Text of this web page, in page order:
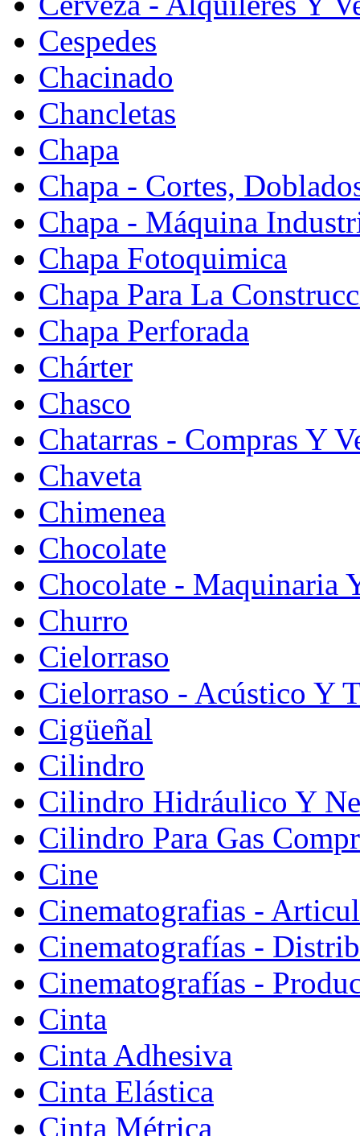
Cespedes
Chacinado
Chancletas
Chapa
Chapa - Cortes,
Chapa - Máquina
Chapa Fotoquimica
Chapa Para La
Chapa Perforada
Chárter
Chasco
Chatarras - Compras Y
Chaveta
Chimenea
Chocolate
Chocolate - Maquinaria
Churro
Cielorraso
Cielorraso - Acústico Y
Cigüeñal
Cilindro
Cilindro Hidráulico Y
Cilindro Para Gas
Cine
Cinematografias -
Cinematografías -
Cinematografías -
Cinta
Cinta Adhesiva
Cinta Elástica
Cinta Métrica